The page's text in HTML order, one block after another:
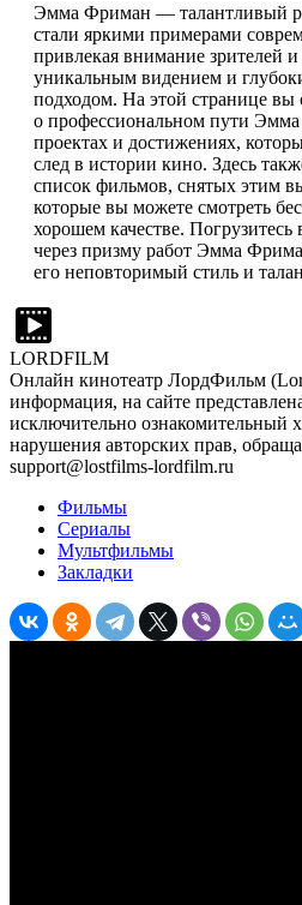
Эмма Фриман — талантливый
стали яркими примерами
привлекая внимание зрителей
уникальным видением и
подходом. На этой странице вы
о профессиональном пути
проектах и достижениях,
след в истории кино. Здесь
список фильмов, снятых этим
которые вы можете смотреть
хорошем качестве.
через призму работ Эмма
его неповторимый стиль и
LORDFILM
Онлайн кинотеатр ЛордФильм
информация, на сайте
исключительно ознакомительный
нарушения авторских прав,
support@lostfilms-lordfilm.ru
Фильмы
Сериалы
Мультфильмы
Закладки